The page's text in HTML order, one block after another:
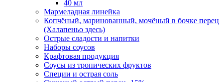
40 мл
Мармеладная линейка
Копчёный, маринованный, мочёный в бочке перец
(Халапеньо здесь)
Острые сладости и напитки
Наборы соусов
Крафтовая продукция
Cоусы из тропических фруктов
Специи и острая соль